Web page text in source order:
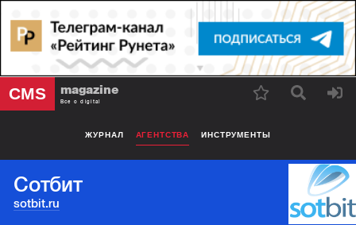
CMS magazine
Все о digital
ЖУРНАЛ АГЕНТСТВА ИНСТРУМЕНТЫ
Сотбит
sotbit.ru